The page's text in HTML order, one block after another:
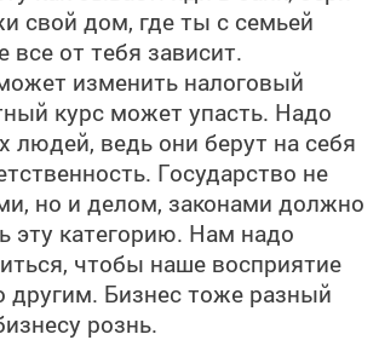
свой дом, где ты с семьей
от тебя зависит.
изменить налоговый
курс может упасть. Надо
людей, ведь они берут на себя
Государство не
но и делом, законами должно
эту категорию. Нам надо
чтобы наше восприятие
другим. Бизнес тоже разный
рознь.